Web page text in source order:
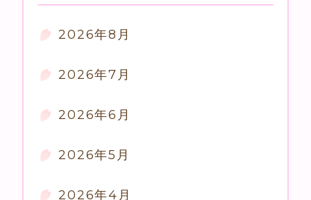
2026年8月
2026年7月
2026年6月
2026年5月
2026年4月